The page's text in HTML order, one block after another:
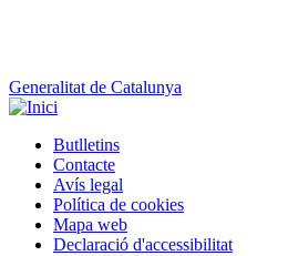
Generalitat de Catalunya
Peu
Butlletins
Contacte
Avís legal
Política de cookies
Mapa web
Declaració d'accessibilitat